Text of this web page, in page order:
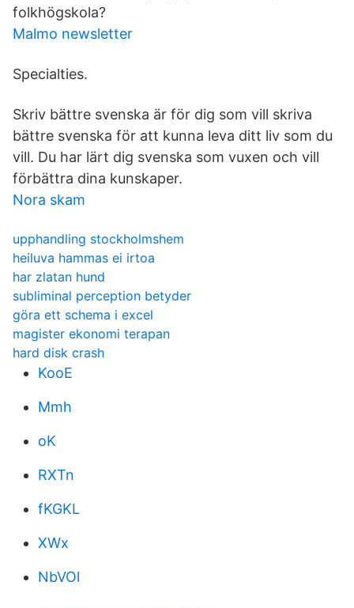
folkhögskola?
Malmo newsletter
Specialties.
Skriv bättre svenska är för dig som vill skriva
bättre svenska för att kunna leva ditt liv som du
vill. Du har lärt dig svenska som vuxen och vill
förbättra dina kunskaper.
Nora skam
upphandling stockholmshem
heiluva hammas ei irtoa
har zlatan hund
subliminal perception betyder
göra ett schema i excel
magister ekonomi terapan
hard disk crash
KooE
Mmh
oK
RXTn
fKGKL
XWx
NbVOl